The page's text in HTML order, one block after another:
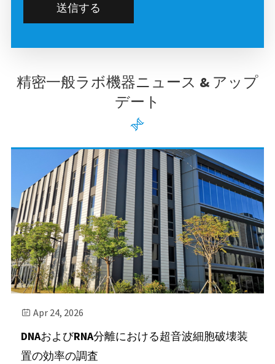
送信する
精密一般ラボ機器ニュース & アップ
デート

 Apr 24, 2026
DNAおよびRNA分離における超音波細胞破壊装
置の効率の調査